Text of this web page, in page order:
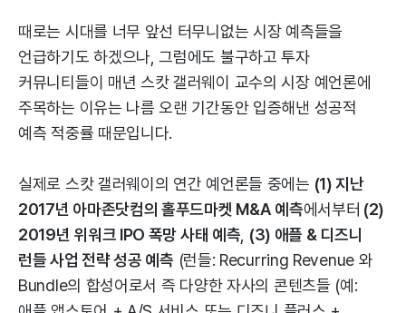
때로는 시대를 너무 앞선 터무니없는 시장 예측들을
언급하기도 하겠으나, 그럼에도 불구하고 투자
커뮤니티들이 매년 스캇 갤러웨이 교수의 시장 예언론에
주목하는 이유는 나름 오랜 기간동안 입증해낸 성공적
예측 적중률 때문입니다.
실제로 스캇 갤러웨이의 연간 예언론들 중에는 (1) 지난
2017년 아마존닷컴의 홀푸드마켓 M&A 예측에서부터 (2)
2019년 위워크 IPO 폭망 사태 예측 (3) 애플 & 디즈니
런들 사업 전략 성공 예측 (런들: Recurring Revenue 와
Bundle의 합성어로서 즉 다양한 자사의 콘텐츠들 (예: